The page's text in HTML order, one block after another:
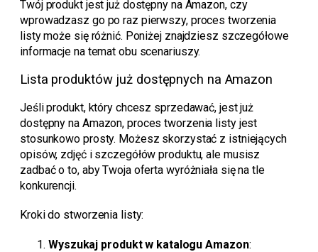
Twój produkt jest już dostępny na Amazon, czy
wprowadzasz go po raz pierwszy, proces tworzenia
listy może się różnić. Poniżej znajdziesz szczegółowe
informacje na temat obu scenariuszy.
Lista produktów już dostępnych na Amazon
Jeśli produkt, który chcesz sprzedawać, jest już
dostępny na Amazon, proces tworzenia listy jest
stosunkowo prosty. Możesz skorzystać z istniejących
opisów, zdjęć i szczegółów produktu, ale musisz
zadbać o to, aby Twoja oferta wyróżniała się na tle
konkurencji.
Kroki do stworzenia listy:
Wyszukaj produkt w katalogu Amazon: